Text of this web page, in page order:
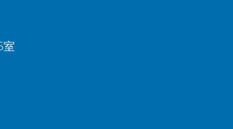
室